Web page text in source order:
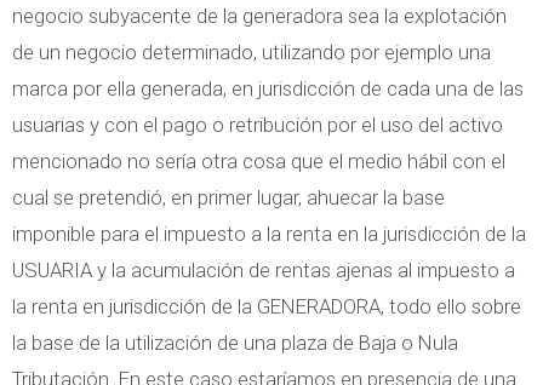
negocio subyacente de la generadora sea la explotación
de un negocio determinado, utilizando por ejemplo una
marca por ella generada, en jurisdicción de cada una de las
usuarias y con el pago o retribución por el uso del activo
mencionado no sería otra cosa que el medio hábil con el
cual se pretendió, en primer lugar, ahuecar la base
imponible para el impuesto a la renta en la jurisdicción de la
USUARIA y la acumulación de rentas ajenas al impuesto a
la renta en jurisdicción de la GENERADORA, todo ello sobre
la base de la utilización de una plaza de Baja o Nula
Tributación. En este caso estaríamos en presencia de una